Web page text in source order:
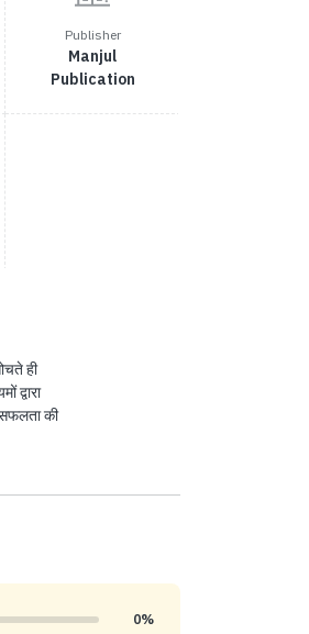
Publisher
Manjul
Publication
ही
द्वारा
की
0%